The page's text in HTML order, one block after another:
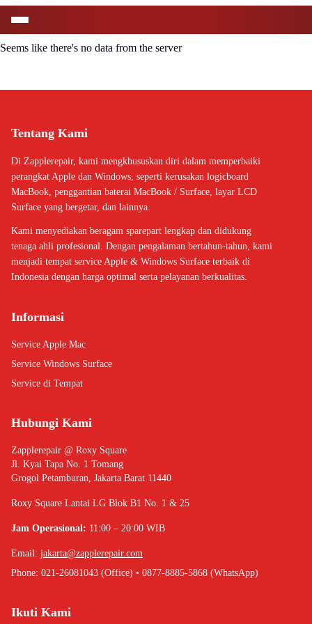
Seems like there's no data from the server
Tentang Kami
Di Zapplerepair, kami mengkhususkan diri dalam memperbaiki
perangkat Apple dan Windows, seperti kerusakan logicboard
MacBook, penggantian baterai MacBook / Surface, layar LCD
Surface yang bergetar, dan lainnya.
Kami menyediakan beragam sparepart lengkap dan didukung
tenaga ahli profesional. Dengan pengalaman bertahun-tahun, kami
menjadi tempat service Apple & Windows Surface terbaik di
Indonesia dengan harga optimal serta pelayanan berkualitas.
Informasi
Service Apple Mac
Service Windows Surface
Service di Tempat
Hubungi Kami
Zapplerepair @ Roxy Square
Jl. Kyai Tapa No. 1 Tomang
Grogol Petamburan, Jakarta Barat 11440
Roxy Square Lantai LG Blok B1 No. 1 & 25
Jam Operasional: 11:00 – 20:00 WIB
Email: jakarta@zapplerepair.com
Phone: 021-26081043 (Office) • 0877-8885-5868 (WhatsApp)
Ikuti Kami